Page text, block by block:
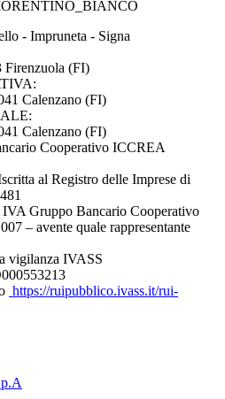
- Impruneta - Signa
Firenzuola (FI)
Calenzano (FI)
Calenzano (FI)
Cooperativo ICCREA
al Registro delle Imprese di
IVA Gruppo Bancario Cooperativo
– avente quale rappresentante
vigilanza IVASS
https://ruipubblico.ivass.it/rui-